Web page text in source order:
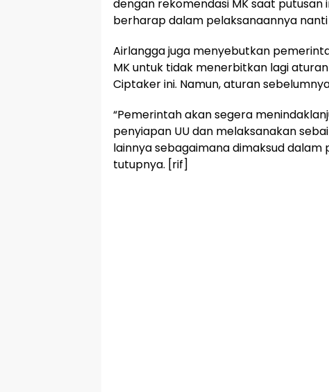
dengan rekomendasi MK saat putusan
berharap dalam pelaksanaannya nanti
Airlangga juga menyebutkan
MK untuk tidak menerbitkan lagi
Ciptaker ini. Namun, aturan
“Pemerintah akan segera
penyiapan UU dan melaksanakan
lainnya sebagaimana dimaksud dalam
tutupnya. [rif]